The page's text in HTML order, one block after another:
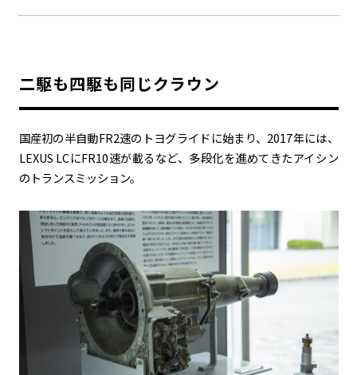
二駆も四駆も同じクラウン
国産初の半自動FR2速のトヨグライドに始まり、2017年には、
LEXUS LCにFR10速が載るなど、多段化を進めてきたアイシン
のトランスミッション。